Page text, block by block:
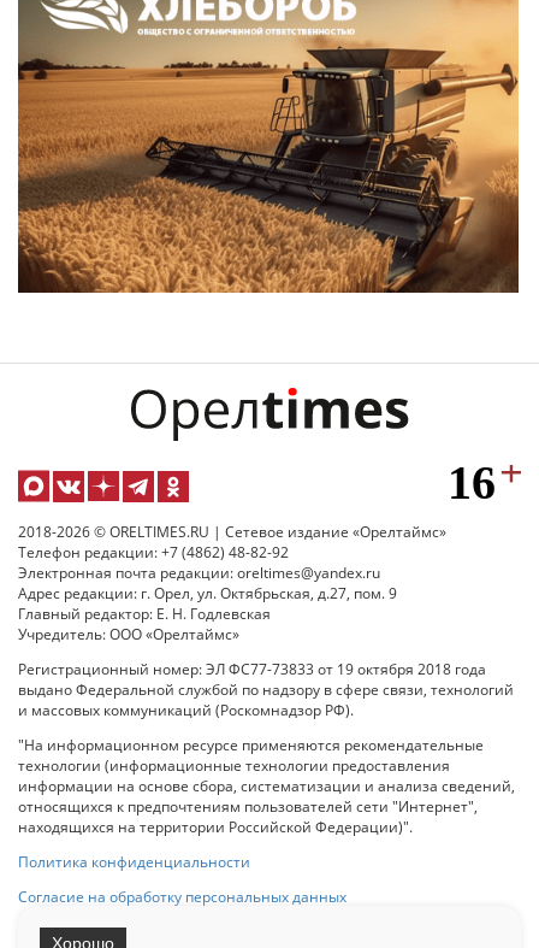
2018-2026 © ORELTIMES.RU | Сетевое издание «Орелтаймс»
Телефон редакции: +7 (4862) 48-82-92
Электронная почта редакции: oreltimes@yandex.ru
Адрес редакции: г. Орел, ул. Октябрьская, д.27, пом. 9
Главный редактор: Е. Н. Годлевская
Учредитель: ООО «Орелтаймс»
Регистрационный номер: ЭЛ ФС77-73833 от 19 октября 2018 года
выдано Федеральной службой по надзору в сфере связи, технологий
и массовых коммуникаций (Роскомнадзор РФ).
"На информационном ресурсе применяются рекомендательные
технологии (информационные технологии предоставления
информации на основе сбора, систематизации и анализа сведений,
относящихся к предпочтениям пользователей сети "Интернет",
находящихся на территории Российской Федерации)".
Политика конфиденциальности
Согласие на обработку персональных данных
Хорошо